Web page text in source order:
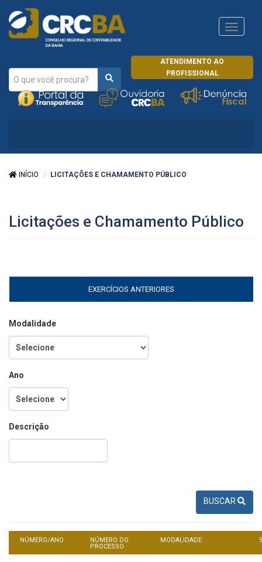
ATENDIMENTO AO
PROFISSIONAL
CRCRJ
INÍCIO LICITAÇÕES E CHAMAMENTO PÚBLICO
Licitações e Chamamento Público
EXERCÍCIOS ANTERIORES
Modalidade
Ano
Descrição
BUSCAR
NÚMERO/ANO
NÚMERO DO
PROCESSO
MODALIDADE